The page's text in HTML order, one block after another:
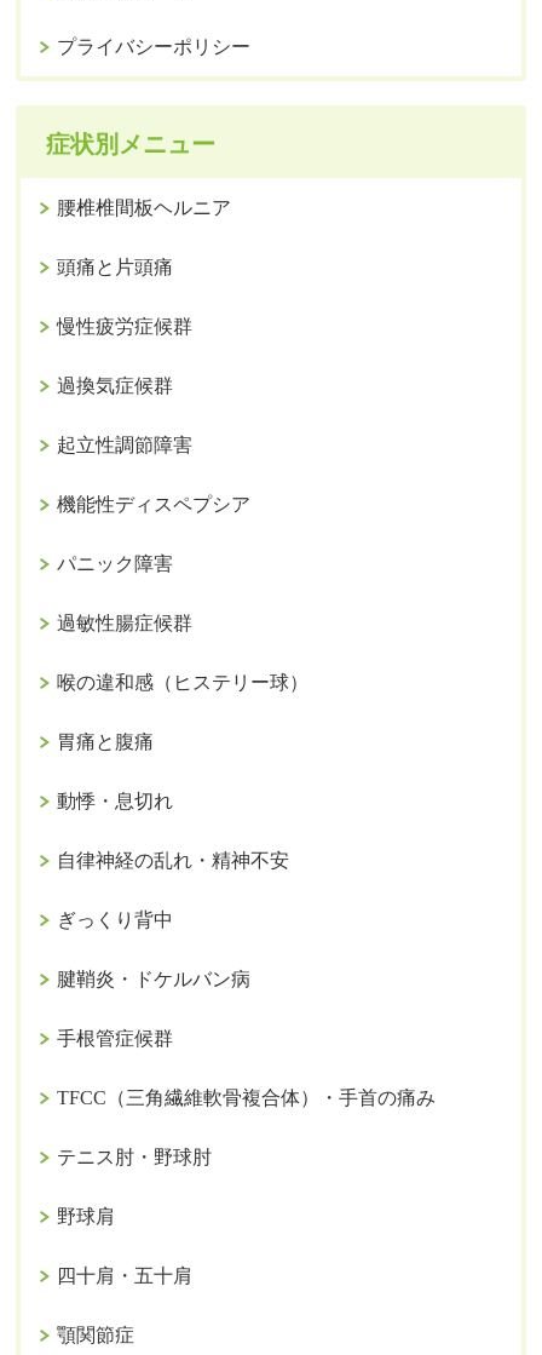
プライバシーポリシー
症状別メニュー
腰椎椎間板ヘルニア
頭痛と片頭痛
慢性疲労症候群
過換気症候群
起立性調節障害
機能性ディスペプシア
パニック障害
過敏性腸症候群
喉の違和感（ヒステリー球）
胃痛と腹痛
動悸・息切れ
自律神経の乱れ・精神不安
ぎっくり背中
腱鞘炎・ドケルバン病
手根管症候群
TFCC（三角繊維軟骨複合体）・手首の痛み
テニス肘・野球肘
野球肩
四十肩・五十肩
顎関節症